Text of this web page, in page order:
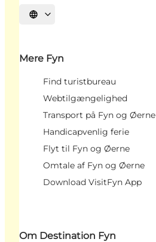
Vælg sprog
Mere Fyn
Find turistbureau
Webtilgængelighed
Transport på Fyn og Øerne
Handicapvenlig ferie
Flyt til Fyn og Øerne
Omtale af Fyn og Øerne
Download VisitFyn App
Om Destination Fyn